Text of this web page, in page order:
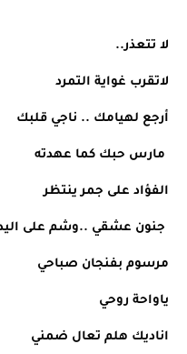
لا تتعذر..
لاتقرب غواية التمرد
أرجع لهيامك .. ناجي قلبك
الفؤاد على جمر ينتظر
مرسوم بفنجان صباحي
ياواحة روحي
اناديك هلم تعال ضمني